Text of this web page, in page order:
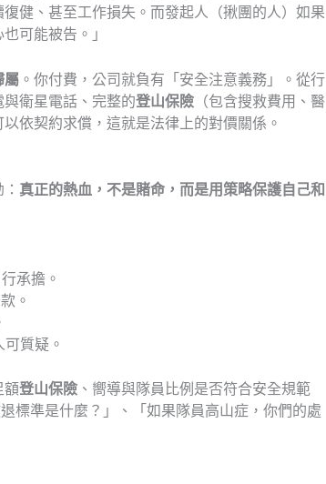
健、甚至工作損失。而發起人（揪團的人）如果
可能被告。」
屬。你付費，公司就負有「安全注意義務」。從行
衛星電話、完整的登山保險（包含搜救費用、醫
依契約求償，這就是法律上的對價關係。
真正的熱血，不是賭命，而是用策略保護自己和
承擔。
。
質疑。
額登山保險、嚮導與隊員比例是否符合安全規範
標準是什麼？」、「如果隊員高山症，你們的處